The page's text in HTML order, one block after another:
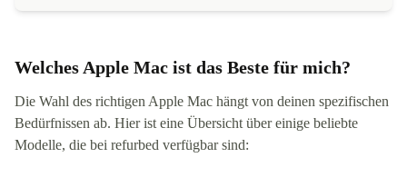
Welches Apple Mac ist das Beste für mich?
Die Wahl des richtigen Apple Mac hängt von deinen spezifischen
Bedürfnissen ab. Hier ist eine Übersicht über einige beliebte
Modelle, die bei refurbed verfügbar sind: